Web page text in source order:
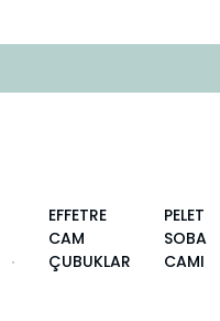
EFFETRE
CAM
ÇUBUKLAR
PELET
SOBA
CAMI